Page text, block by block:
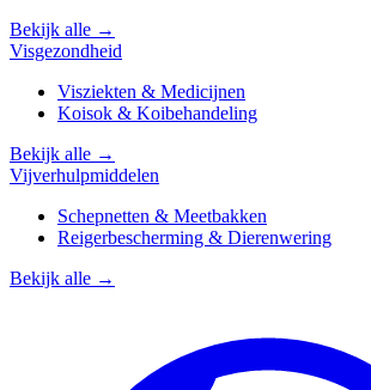
Bekijk alle →
Visgezondheid
Visziekten & Medicijnen
Koisok & Koibehandeling
Bekijk alle →
Vijverhulpmiddelen
Schepnetten & Meetbakken
Reigerbescherming & Dierenwering
Bekijk alle →